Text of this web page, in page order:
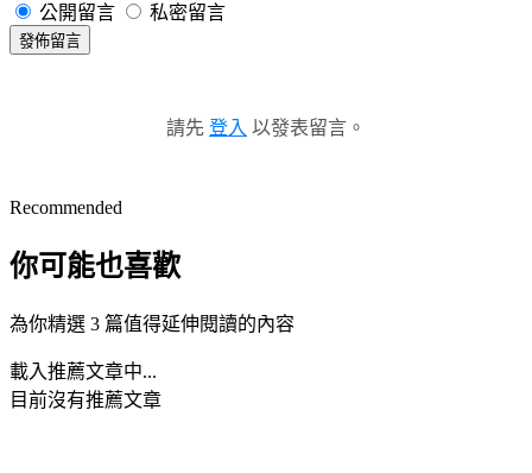
公開留言 私密留言
發佈留言
請先 登入 以發表留言。
Recommended
你可能也喜歡
為你精選 3 篇值得延伸閱讀的內容
載入推薦文章中...
目前沒有推薦文章